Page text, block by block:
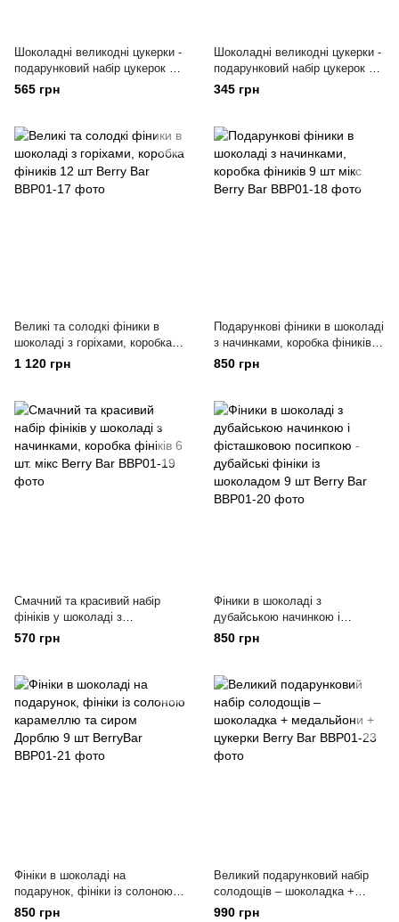
Шоколадні великодні цукерки -
подарунковий набір цукерок у
формі яєць та зайчиків 16 шт
до Великодня - berrybar_zt
565 грн
Шоколадні великодні цукерки -
подарунковий набір цукерок у
формі яєць та зайчиків 9 шт до
Великодня - berrybar_zt
345 грн
Великі та солодкі фіники в
шоколаді з горіхами, коробка
фіників 12 шт Berry Bar
1 120 грн
Подарункові фіники в шоколаді
з начинками, коробка фіників 9
шт мікс Berry Bar
850 грн
Смачний та красивий набір
фініків у шоколаді з
начинками, коробка фініків 6
шт. мікс Berry Bar
570 грн
Фіники в шоколаді з
дубайською начинкою і
фісташковою посипкою -
дубайські фініки із шоколадом
850 грн
Фініки в шоколаді на
подарунок, фініки із солоною
карамеллю та сиром Дорблю 9
850 грн
Великий подарунковий набір
солодощів – шоколадка +
медальйони + цукерки Berry
990 грн